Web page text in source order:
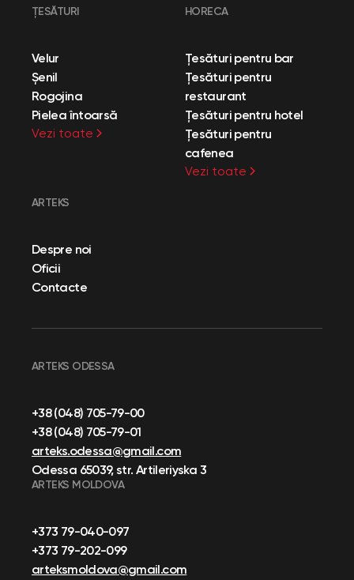
ȚESĂTURI
Velur
Șenil
Rogojina
Pielea întoarsă
Vezi toate
HORECA
Țesături pentru bar
Țesături pentru
restaurant
Țesături pentru hotel
Țesături pentru
cafenea
Vezi toate
ARTEKS
Despre noi
Oficii
Contacte
ARTEKS ODESSA
+38 (048) 705-79-00
+38 (048) 705-79-01
arteks.odessa@gmail.com
Odessa 65039, str. Artileriyska 3
ARTEKS MOLDOVA
+373 79-040-097
+373 79-202-099
arteksmoldova@gmail.com